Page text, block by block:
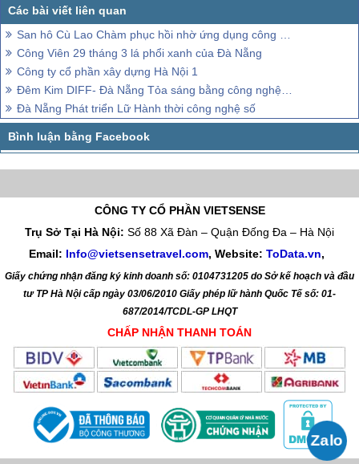
San hô Cù Lao Chàm phục hồi nhờ ứng dụng công nghệ
Công Viên 29 tháng 3 lá phổi xanh của Đà Nẵng
Công ty cổ phần xây dựng Hà Nội 1
Đêm Kim DIFF- Đà Nẵng Tỏa sáng bằng công nghệ hiện đại
Đà Nẵng Phát triển Lữ Hành thời công nghệ số
CÔNG TY CỔ PHẦN VIETSENSE
Trụ Sở Tại Hà Nội: Số 88 Xã Đàn – Quận Đống Đa – Hà Nội
Email: Info@vietsensetravel.com, Website: ToData.vn,
Giấy chứng nhận đăng ký kinh doanh số: 0104731205 do Sở kế hoạch và đầu
tư TP Hà Nội cấp ngày 03/06/2010 Giấy phép lữ hành Quốc Tế số: 01-
687/2014/TCDL-GP LHQT
CHẤP NHẬN THANH TOÁN